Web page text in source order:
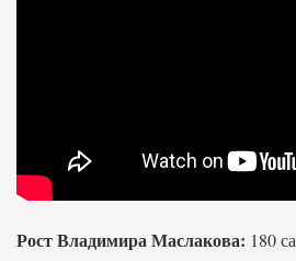
Рост Владимира Маслакова: 180